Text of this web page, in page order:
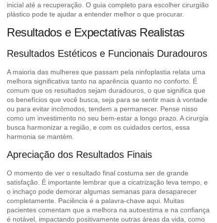
inicial até a recuperação. O guia completo para escolher cirurgião
plástico pode te ajudar a entender melhor o que procurar.
Resultados e Expectativas Realistas
Resultados Estéticos e Funcionais Duradouros
A maioria das mulheres que passam pela ninfoplastia relata uma
melhora significativa tanto na aparência quanto no conforto. É
comum que os resultados sejam duradouros, o que significa que
os benefícios que você busca, seja para se sentir mais à vontade
ou para evitar incômodos, tendem a permanecer. Pense nisso
como um investimento no seu bem-estar a longo prazo. A cirurgia
busca harmonizar a região, e com os cuidados certos, essa
harmonia se mantém.
Apreciação dos Resultados Finais
O momento de ver o resultado final costuma ser de grande
satisfação. É importante lembrar que a cicatrização leva tempo, e
o inchaço pode demorar algumas semanas para desaparecer
completamente. Paciência é a palavra-chave aqui. Muitas
pacientes comentam que a melhora na autoestima e na confiança
é notável, impactando positivamente outras áreas da vida, como